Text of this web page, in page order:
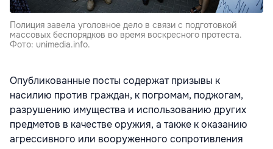
Полиция завела уголовное дело в связи с подготовкой
массовых беспорядков во время воскресного протеста.
Фото: unimedia.info.
Опубликованные посты содержат призывы к
насилию против граждан, к погромам, поджогам,
разрушению имущества и использованию других
предметов в качестве оружия, а также к оказанию
агрессивного или вооруженного сопротивления